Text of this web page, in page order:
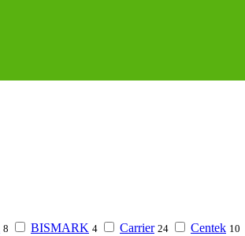
8 BISMARK 4 Carrier 24 Centek 10